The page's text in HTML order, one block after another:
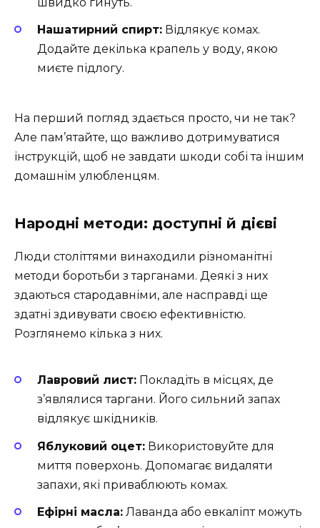
Нашатирний спирт: Відлякує комах.
Додайте декілька крапель у воду, якою
миєте підлогу.
На перший погляд здається просто, чи не так?
Але пам’ятайте, що важливо дотримуватися
інструкцій, щоб не завдати шкоди собі та іншим
домашнім улюбленцям.
Народні методи: доступні й дієві
Люди століттями винаходили різноманітні
методи боротьби з тарганами. Деякі з них
здаються стародавніми, але насправді ще
здатні здивувати своєю ефективністю.
Розглянемо кілька з них.
Лавровий лист: Покладіть в місцях, де
з’являлися таргани. Його сильний запах
відлякує шкідників.
Яблуковий оцет: Використовуйте для
миття поверхонь. Допомагає видаляти
запахи, які приваблюють комах.
Ефірні масла: Лаванда або евкаліпт можуть